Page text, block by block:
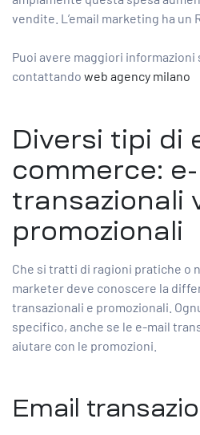
vendite. L’email marketing ha un
Puoi avere maggiori informazioni
contattando web agency milano
Diversi tipi di
commerce: e-
transazionali
promozionali
Che si tratti di ragioni pratiche o
marketer deve conoscere la
transazionali e promozionali.
specifico, anche se le e-mail
aiutare con le promozioni.
Email